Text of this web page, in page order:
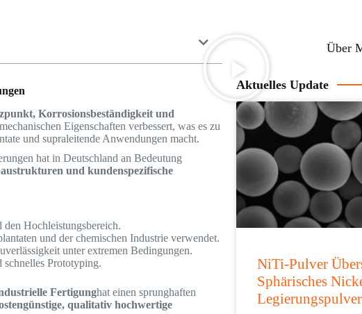
Korrosionsbeständigkeit und
Eigenschaften verbessert, was es zu
und supraleitende Anwendungen macht.
hat in Deutschland an Bedeutung
und kundenspezifische
Hochleistungsbereich.
und der chemischen Industrie verwendet.
unter extremen Bedingungen.
Prototyping.
Fertigunghat einen sprunghaften
qualitativ hochwertige
Über
Aktuelles Update
NiTi-Pulver
Sphärisches